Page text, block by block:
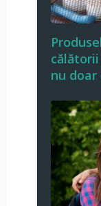
nu doar